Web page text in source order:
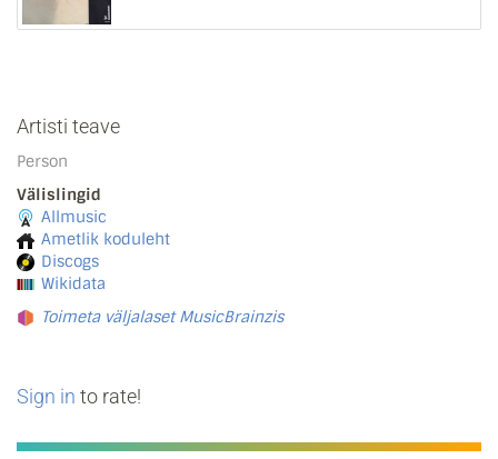
Artisti teave
Person
Välislingid
Allmusic
Ametlik koduleht
Discogs
Wikidata
Toimeta väljalaset MusicBrainzis
Sign in to rate!